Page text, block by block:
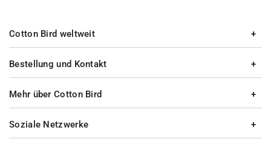
Bestellung und Kontakt
Mehr über Cotton Bird
Cotton Bird weltweit
Soziale Netzwerke